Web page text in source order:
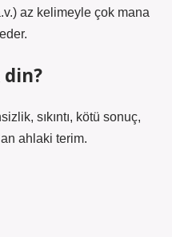
az kelimeyle çok mana
din?
sıkıntı, kötü sonuç,
ahlaki terim.